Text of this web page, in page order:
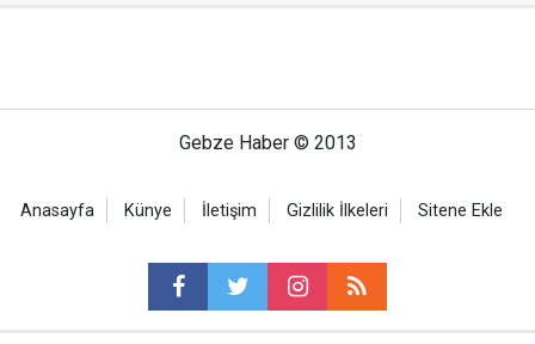
Gebze Haber © 2013
Anasayfa Künye İletişim Gizlilik İlkeleri Sitene Ekle